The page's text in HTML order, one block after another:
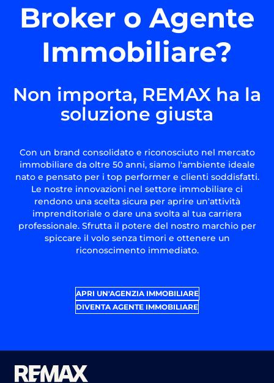
Broker o Agente
Immobiliare?
Non importa, REMAX ha la
soluzione giusta
Con un brand consolidato e riconosciuto nel mercato
immobiliare da oltre 50 anni, siamo l'ambiente ideale
nato e pensato per i top performer e clienti soddisfatti.
Le nostre innovazioni nel settore immobiliare ci
rendono una scelta sicura per aprire un'attività
imprenditoriale o dare una svolta al tua carriera
professionale. Sfrutta il potere del nostro marchio per
spiccare il volo senza timori e ottenere un
riconoscimento immediato.
APRI UN'AGENZIA IMMOBILIARE
DIVENTA AGENTE IMMOBILIARE